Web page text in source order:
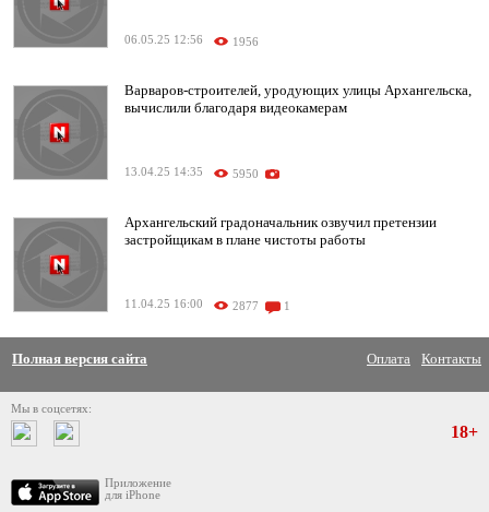
06.05.25 12:56 1956
Варваров-строителей, уродующих улицы Архангельска,
вычислили благодаря видеокамерам
13.04.25 14:35 5950
Архангельский градоначальник озвучил претензии
застройщикам в плане чистоты работы
11.04.25 16:00 2877 1
Полная версия сайта Оплата Контакты
Мы в соцсетях:
Приложение
для iPhone
18+